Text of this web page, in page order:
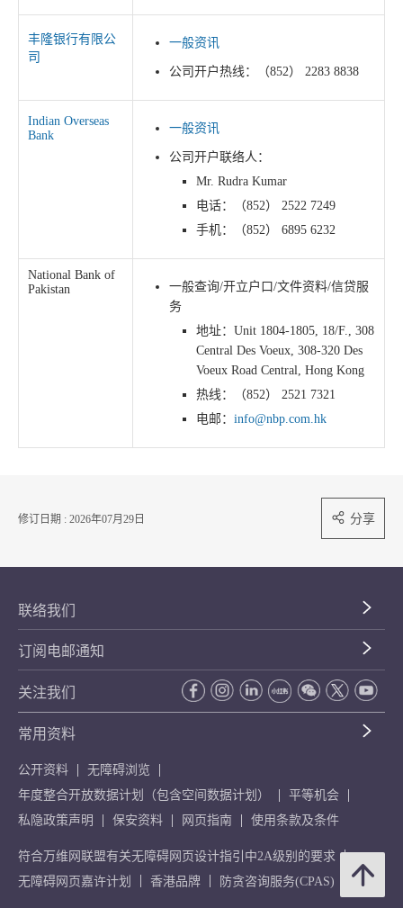
丰隆银行有限公
司
一般资讯
公司开户热线：（852） 2283 8838
Indian Overseas
Bank
一般资讯
公司开户联络人：
Mr. Rudra Kumar
电话：（852） 2522 7249
手机：（852） 6895 6232
National Bank of
Pakistan
一般查询/开立户口/文件资料/信贷服
务
地址：Unit 1804-1805, 18/F., 308
Central Des Voeux, 308-320 Des
Voeux Road Central, Hong Kong
热线：（852） 2521 7321
电邮： info@nbp.com.hk
修订日期 : 2026年07月29日 分享
联络我们
订阅电邮通知
关注我们
常用资料
公开资料
无障碍浏览
年度整合开放数据计划（包含空间数据计划）
平等机会
私隐政策声明
保安资料 网页指南 使用条款及条件
符合万维网联盟有关无障碍网页设计指引中2A级别的要求
无障碍网页嘉许计划
香港品牌 防贪咨询服务(CPAS)